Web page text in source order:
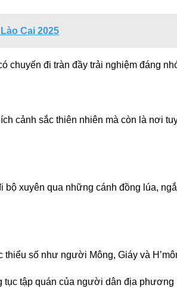
Cai 2025
chuyến đi tràn đầy trải nghiệm đáng
cảnh sắc thiên nhiên mà còn là nơi
bộ xuyên qua những cánh đồng lúa,
số như người Mông, Giáy và
tục tập quán của người dân địa phương